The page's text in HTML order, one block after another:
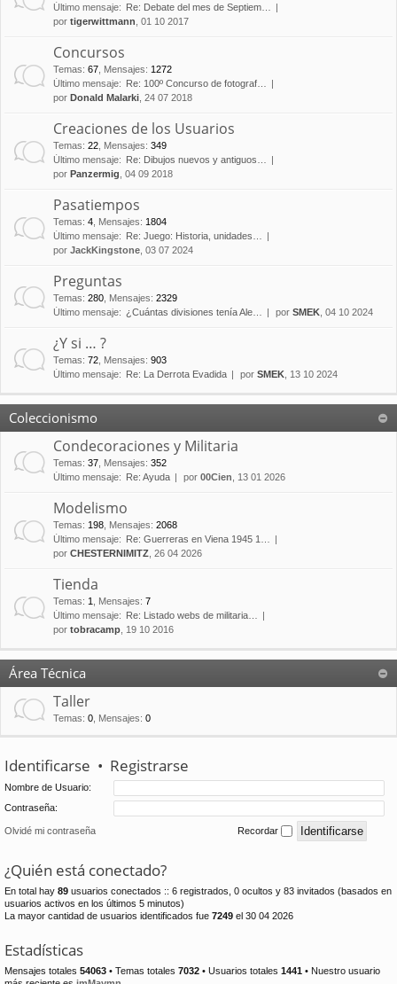
Último mensaje:
Re: Debate del mes de Septiem…
por tigerwittmann , 01 10 2017
Concursos
Temas: 67 Mensajes: 1272
Último mensaje:
Re: 100º Concurso de fotograf…
por Donald Malarki , 24 07 2018
Creaciones de los Usuarios
Temas: 22 Mensajes: 349
Último mensaje:
Re: Dibujos nuevos y antiguos…
por Panzermig , 04 09 2018
Pasatiempos
Temas: 4 Mensajes: 1804
Último mensaje:
Re: Juego: Historia, unidades…
por JackKingstone , 03 07 2024
Preguntas
Temas: 280 Mensajes: 2329
Último mensaje: ¿Cuántas divisiones tenía Ale… por SMEK , 04 10 2024
¿Y si … ?
Temas: 72 Mensajes: 903
Último mensaje:
Re: La Derrota Evadida por SMEK , 13 10 2024
Coleccionismo
Condecoraciones y Militaria
Temas: 37 Mensajes: 352
Último mensaje:
Re: Ayuda por 00Cien , 13 01 2026
Modelismo
Temas: 198 Mensajes: 2068
Último mensaje:
Re: Guerreras en Viena 1945 1…
por CHESTERNIMITZ , 26 04 2026
Tienda
Temas: 1 Mensajes: 7
Último mensaje:
Re: Listado webs de militaria…
por tobracamp , 19 10 2016
Área Técnica
Taller
Temas: 0 Mensajes: 0
Identificarse • Registrarse
Nombre de Usuario:
Contraseña:
Olvidé mi contraseña Recordar
¿Quién está conectado?
En total hay 89 usuarios conectados :: 6 registrados, 0 ocultos y 83 invitados (basados en
usuarios activos en los últimos 5 minutos)
La mayor cantidad de usuarios identificados fue 7249 el 30 04 2026
Estadísticas
Mensajes totales 54063 • Temas totales 7032 • Usuarios totales 1441 • Nuestro usuario